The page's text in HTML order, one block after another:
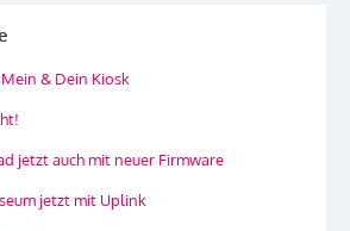
& Dein Kiosk
jetzt auch mit neuer Firmware
jetzt mit Uplink